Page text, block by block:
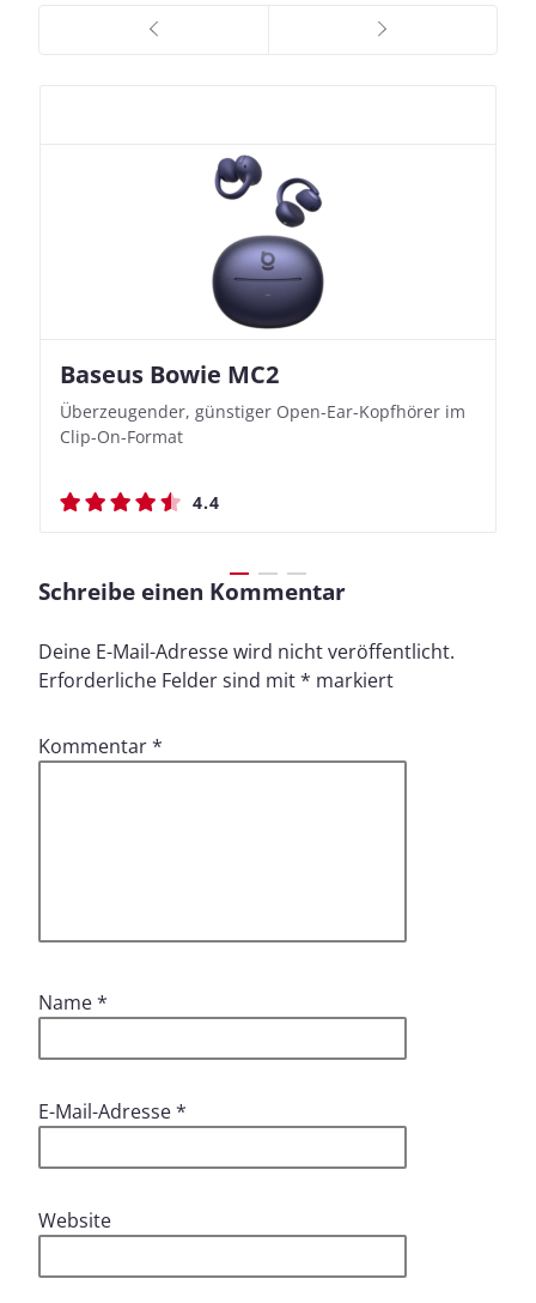
Baseus Bowie MC2
Überzeugender, günstiger Open-Ear-Kopfhörer im
Clip-On-Format
4.4
Nothing Ear (3a)
Bassbetonte True Wireless In-Ears mit cleveren
Aufnahmefunktionen
4.4
JBL Live 780NC
Stylischer Over-Ear mit sattem Klang und
beeindruckender Ausdauer
4.5
JBL Live 780NC
Stylischer Over-Ear mit sattem Klang und
beeindruckender Ausdauer
4.5
Schreibe einen Kommentar
Deine E-Mail-Adresse wird nicht veröffentlicht.
Erforderliche Felder sind mit* markiert
Kommentar*
Name*
E-Mail-Adresse*
Website